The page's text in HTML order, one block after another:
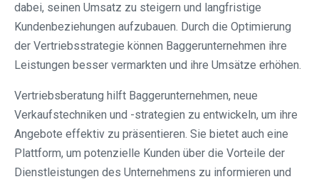
dabei, seinen Umsatz zu steigern und langfristige
Kundenbeziehungen aufzubauen. Durch die Optimierung
der Vertriebsstrategie können Baggerunternehmen ihre
Leistungen besser vermarkten und ihre Umsätze erhöhen.
Vertriebsberatung hilft Baggerunternehmen, neue
Verkaufstechniken und -strategien zu entwickeln, um ihre
Angebote effektiv zu präsentieren. Sie bietet auch eine
Plattform, um potenzielle Kunden über die Vorteile der
Dienstleistungen des Unternehmens zu informieren und